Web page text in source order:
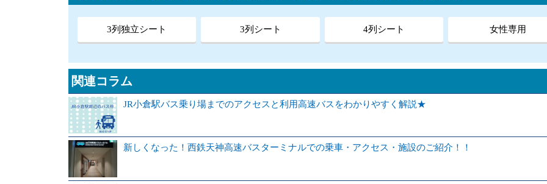
3列独立シート 3列シート 4列シート 女性専用
関連コラム
JR小倉駅バス乗り場までのアクセスと利用高速バスをわかりやすく解説★
新しくなった！西鉄天神高速バスターミナルでの乗車・アクセス・施設のご紹介！！